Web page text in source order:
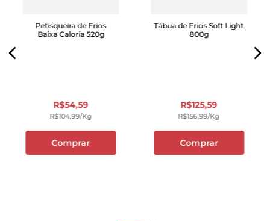
Petisqueira de Frios
Baixa Caloria 520g
R$54,59
R$104,99/kg
Comprar
Tábua de Frios Soft Light
800g
R$125,59
R$156,99/kg
Comprar